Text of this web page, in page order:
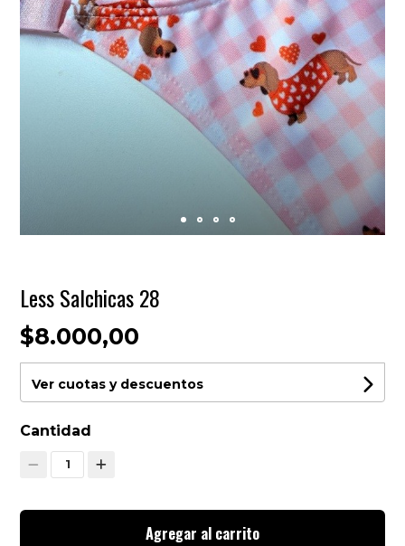
Less Salchicas 28
$8.000,00
Ver cuotas y descuentos
Cantidad
1
Agregar al carrito